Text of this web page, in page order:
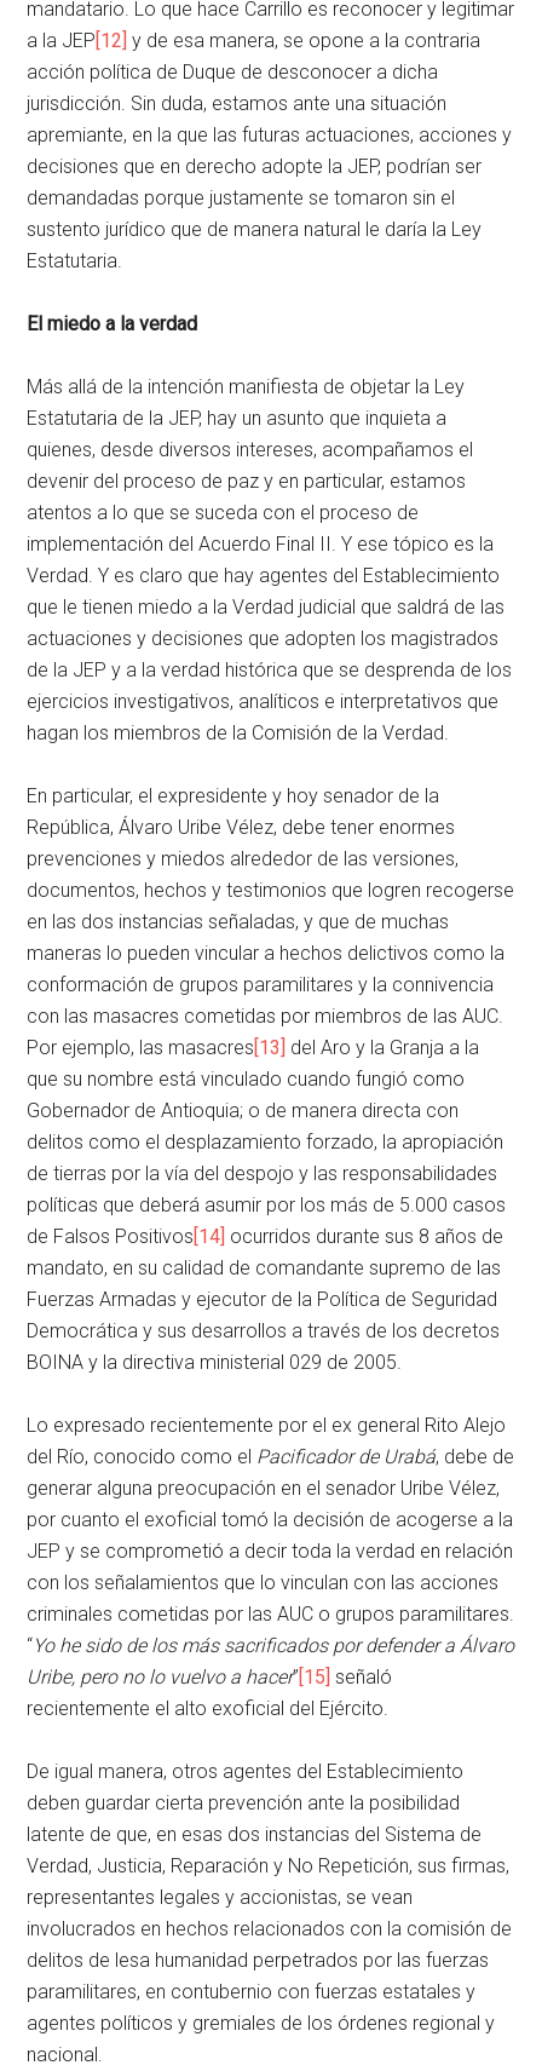
mandatario. Lo que hace Carrillo es reconocer y legitimar
a la JEP [12] y de esa manera, se opone a la contraria
acción política de Duque de desconocer a dicha
jurisdicción. Sin duda, estamos ante una situación
apremiante, en la que las futuras actuaciones, acciones y
decisiones que en derecho adopte la JEP, podrían ser
demandadas porque justamente se tomaron sin el
sustento jurídico que de manera natural le daría la Ley
Estatutaria.
El miedo a la verdad
Más allá de la intención manifiesta de objetar la Ley
Estatutaria de la JEP, hay un asunto que inquieta a
quienes, desde diversos intereses, acompañamos el
devenir del proceso de paz y en particular, estamos
atentos a lo que se suceda con el proceso de
implementación del Acuerdo Final II. Y ese tópico es la
Verdad. Y es claro que hay agentes del Establecimiento
que le tienen miedo a la Verdad judicial que saldrá de las
actuaciones y decisiones que adopten los magistrados
de la JEP y a la verdad histórica que se desprenda de los
ejercicios investigativos, analíticos e interpretativos que
hagan los miembros de la Comisión de la Verdad.
En particular, el expresidente y hoy senador de la
República, Álvaro Uribe Vélez, debe tener enormes
prevenciones y miedos alrededor de las versiones,
documentos, hechos y testimonios que logren recogerse
en las dos instancias señaladas, y que de muchas
maneras lo pueden vincular a hechos delictivos como la
conformación de grupos paramilitares y la connivencia
con las masacres cometidas por miembros de las AUC.
Por ejemplo, las masacres [13] del Aro y la Granja a la
que su nombre está vinculado cuando fungió como
Gobernador de Antioquia; o de manera directa con
delitos como el desplazamiento forzado, la apropiación
de tierras por la vía del despojo y las responsabilidades
políticas que deberá asumir por los más de 5.000 casos
de Falsos Positivos [14] ocurridos durante sus 8 años de
mandato, en su calidad de comandante supremo de las
Fuerzas Armadas y ejecutor de la Política de Seguridad
Democrática y sus desarrollos a través de los decretos
BOINA y la directiva ministerial 029 de 2005.
Lo expresado recientemente por el ex general Rito Alejo
del Río, conocido como el Pacificador de Urabá, debe de
generar alguna preocupación en el senador Uribe Vélez,
por cuanto el exoficial tomó la decisión de acogerse a la
JEP y se comprometió a decir toda la verdad en relación
con los señalamientos que lo vinculan con las acciones
criminales cometidas por las AUC o grupos paramilitares.
“Yo he sido de los más sacrificados por defender a Álvaro
Uribe, pero no lo vuelvo a hacer” [15] señaló
recientemente el alto exoficial del Ejército.
De igual manera, otros agentes del Establecimiento
deben guardar cierta prevención ante la posibilidad
latente de que, en esas dos instancias del Sistema de
Verdad, Justicia, Reparación y No Repetición, sus firmas,
representantes legales y accionistas, se vean
involucrados en hechos relacionados con la comisión de
delitos de lesa humanidad perpetrados por las fuerzas
paramilitares, en contubernio con fuerzas estatales y
agentes políticos y gremiales de los órdenes regional y
nacional.